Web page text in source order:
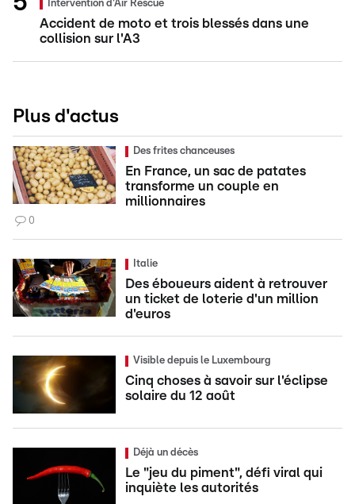
Intervention d'Air Rescue
Accident de moto et trois blessés dans une
collision sur l'A3
Plus d'actus
Des frites chanceuses
En France, un sac de patates
transforme un couple en
millionnaires
0
Italie
Des éboueurs aident à retrouver
un ticket de loterie d'un million
d'euros
Visible depuis le Luxembourg
Cinq choses à savoir sur l'éclipse
solaire du 12 août
Déjà un décès
Le "jeu du piment", défi viral qui
inquiète les autorités